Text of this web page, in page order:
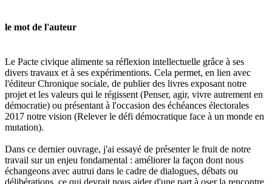
le mot de l'auteur
Le Pacte civique alimente sa réflexion intellectuelle grâce à ses
divers travaux et à ses expérimentions. Cela permet, en lien avec
l'éditeur Chronique sociale, de publier des livres exposant notre
projet et les valeurs qui le régissent (Penser, agir, vivre autrement en
démocratie) ou présentant à l'occasion des échéances électorales
2017 notre vision (Relever le défi démocratique face à un monde en
mutation).
Dans ce dernier ouvrage, j'ai essayé de présenter le fruit de notre
travail sur un enjeu fondamental : améliorer la façon dont nous
échangeons avec autrui dans le cadre de dialogues, débats ou
délibérations, ce qui devrait nous aider d'une part à oser la rencontre